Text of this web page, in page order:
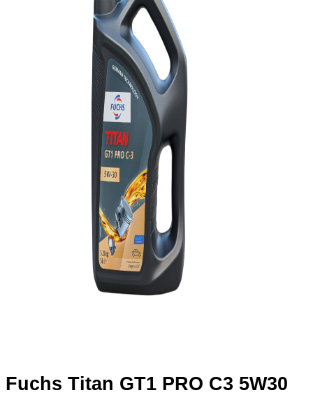
Fuchs Titan GT1 PRO C3 5W30